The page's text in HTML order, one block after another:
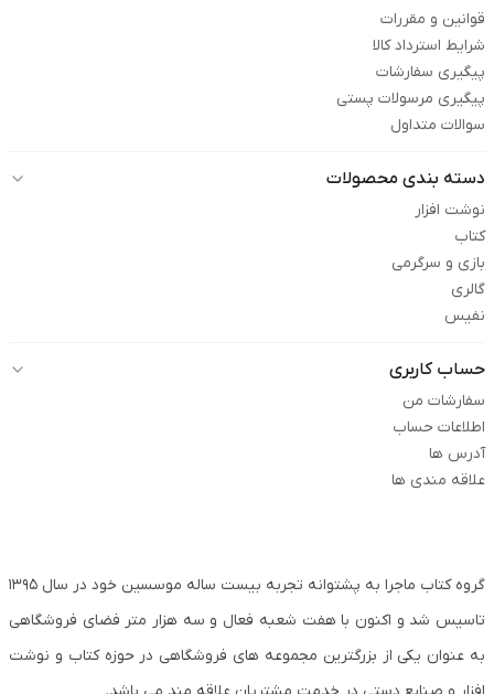
قوانین و مقررات
شرایط استرداد کالا
پیگیری سفارشات
پیگیری مرسولات پستی
سوالات متداول
دسته بندی محصولات
نوشت افزار
کتاب
بازی و سرگرمی
گالری
نفیس
حساب کاربری
سفارشات من
اطلاعات حساب
آدرس ها
علاقه مندی ها
گروه کتاب ماجرا به پشتوانه تجربه بیست ساله موسسین خود در سال ۱۳۹۵
تاسیس شد و اکنون با هفت شعبه فعال و سه هزار متر فضای فروشگاهی
به عنوان یکی از بزرگترین مجموعه های فروشگاهی در حوزه کتاب و نوشت